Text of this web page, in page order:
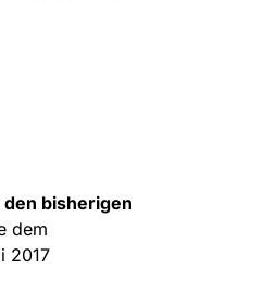
bisherigen
dem
2017